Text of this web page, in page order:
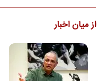
از میان اخبار